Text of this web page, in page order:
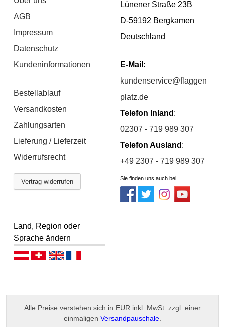
AGB
Impressum
Datenschutz
Kundeninformationen
Bestellablauf
Versandkosten
Zahlungsarten
Lieferung / Lieferzeit
Widerrufsrecht
Vertrag widerrufen
Lünener Straße 23B
D-59192 Bergkamen
Deutschland
E-Mail :
kundenservice@flaggen
platz.de
Telefon Inland :
02307 - 719 989 307
Telefon Ausland :
+49 2307 - 719 989 307
Sie finden uns auch bei
Land, Region oder
Sprache ändern
Deutsch (AT)Deutsch (CH)
Alle Preise verstehen sich in EUR inkl. MwSt. zzgl. einer
einmaligen Versandpauschale